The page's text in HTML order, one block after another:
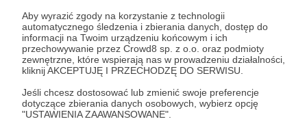
Aby wyrazić zgody na korzystanie z technologii
automatycznego śledzenia i zbierania danych, dostęp do
informacji na Twoim urządzeniu końcowym i ich
przechowywanie przez Crowd8 sp. z o.o. oraz podmioty
zewnętrzne, które wspierają nas w prowadzeniu działalności,
kliknij AKCEPTUJĘ I PRZECHODZĘ DO SERWISU.
Jeśli chcesz dostosować lub zmienić swoje preferencje
dotyczące zbierania danych osobowych, wybierz opcję
"USTAWIENIA ZAAWANSOWANE".
Czy na pewno chcesz kontynuować?
Tak, przejdź do strony